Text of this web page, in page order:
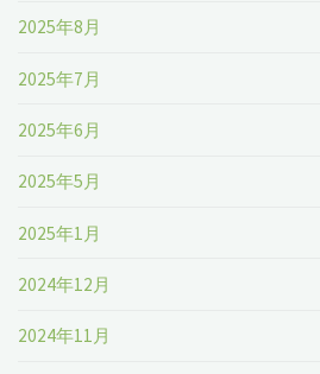
2025年8月
2025年7月
2025年6月
2025年5月
2025年1月
2024年12月
2024年11月